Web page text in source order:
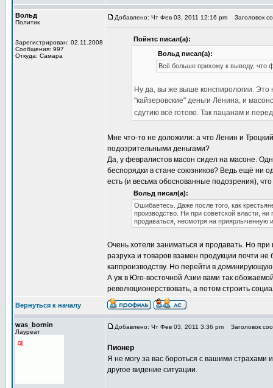
Вольд
Политик
Зарегистрирован: 02.11.2008
Сообщения: 997
Откуда: Самара
Добавлено: Чт Фев 03, 2011 12:16 pm Заголовок
Пойнтс писал(а):
Вольд писал(а):
Всё больше прихожу к выводу, что
Ну да, вы же выше конспирологии. Это
"кайзеровские" деньги Ленина, и
сдутию всё готово. Так пацанам и
Мне что-то не доложили: а что Ленин и
подозрительными деньгами?
Да, у февралистов масон сидел на масоне.
беспорядки в стане союзников? Ведь ещё ни
есть (и весьма обоснованные подозрения),
Вольд писал(а):
Ошибаетесь. Даже после того, как
производство. Ни при советской власти,
продаваться, несмотря на приярлыченную
Очень хотели заниматься и продавать. Но
разруха и товаров взамен продукции почти
каппроизводству. Но перейти в
А уж в Юго-восточной Азии вами так
революционерствовать, а потом строить
Вернуться к началу
was_bornin
Лауреат
Добавлено: Чт Фев 03, 2011 3:36 pm Заголовок
Пионер
Я не могу за вас бороться с вашими страхами
другое видение ситуации.